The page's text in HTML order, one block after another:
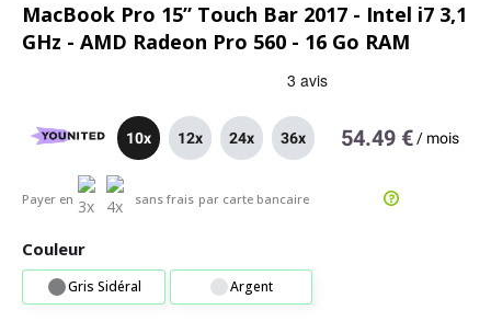
MacBook Pro 15” Touch Bar 2017 - Intel i7 3,1
GHz - AMD Radeon Pro 560 - 16 Go RAM
10x 12x 24x 36x 54.49 € / mois
Payer en sans frais par carte bancaire
Couleur
Gris Sidéral Argent